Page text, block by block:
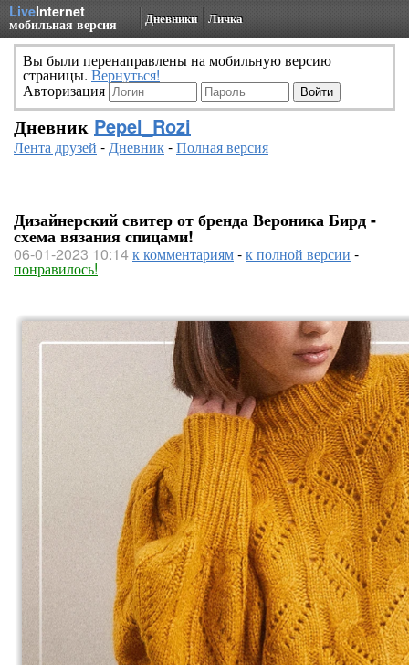
LiveInternet
мобильная версия Дневники Личка
Вы были перенаправлены на мобильную версию
страницы. Вернуться!
Авторизация
Дневник Pepel_Rozi
Лента друзей -Дневник-Полная версия
Дизайнерский свитер от бренда Вероника Бирд -
схема вязания спицами!
06-01-2023 10:14к комментариям-к полной версии -
понравилось!